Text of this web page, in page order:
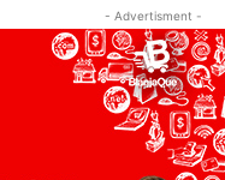
- Advertisment -